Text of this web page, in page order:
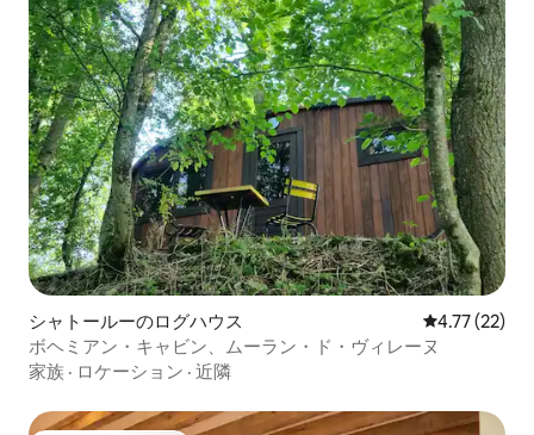
シャトールーのログハウス レビュー22
4.77 (22)
ボヘミアン・キャビン、ムーラン・ド・ヴィレーヌ
家族 · ロケーション · 近隣